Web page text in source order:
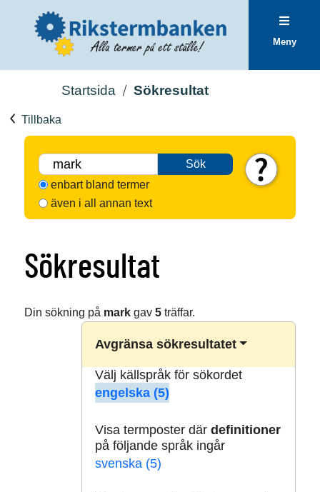
Meny
Startsida Sökresultat
Tillbaka
Sök
enbart bland termer
även i all annan text
Sökresultat
Din sökning på markgav 5träffar.
Avgränsa sökresultatet
Välj källspråk för sökordet
engelska (5)
Visa termposter där definitioner
på följande språk ingår
svenska (5)